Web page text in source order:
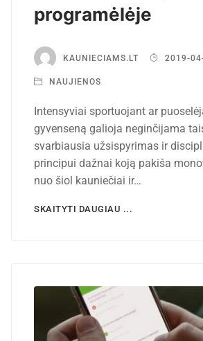
programėlėje
KAUNIECIAMS.LT 2019-
NAUJIENOS
Intensyviai sportuojant ar
gyvenseną galioja neginčijama
svarbiausia užsispyrimas ir
principui dažnai koją pakiša
nuo šiol kauniečiai ir…
SKAITYTI DAUGIAU ...